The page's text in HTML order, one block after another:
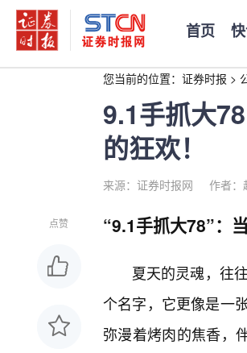
首页
您当前的位置： 证券时报 >
9.1手抓大
的狂欢！
来源：证券时报网 作者：
点赞 “9.1手抓大78”：
夏天的灵魂，往
个名字，它更像是一
弥漫着烤肉的焦香，